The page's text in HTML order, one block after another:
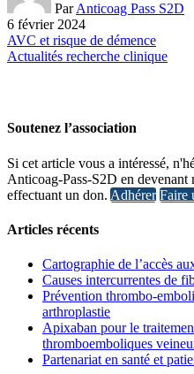
ParAnticoag Pass S2D
6 février 2024
AVC et risque de démence
Actualités recherche clinique
Soutenez l’association
Si cet article vous a intéressé,
Anticoag-Pass-S2D en devenant
effectuant un don. Adhérer Faire
Articles récents
Cartographie de l’accès
Causes intercurrentes de
Prévention thrombo-
arthroplastie
Apixaban pour le
thromboemboliques
Partenariat en santé et